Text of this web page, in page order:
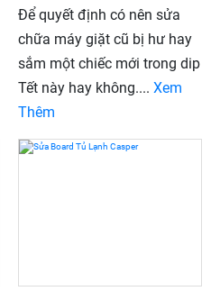
Để quyết định có nên sửa
chữa máy giặt cũ bị hư hay
sắm một chiếc mới trong dip
Tết này hay không.... Xem
Thêm